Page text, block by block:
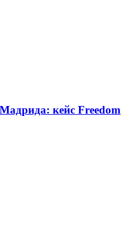
кейс Freedom